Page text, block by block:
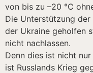
von bis zu –20 °C
Die Unterstützung
der Ukraine geholfen
nicht nachlassen.
Denn dies ist nicht
ist Russlands Krieg